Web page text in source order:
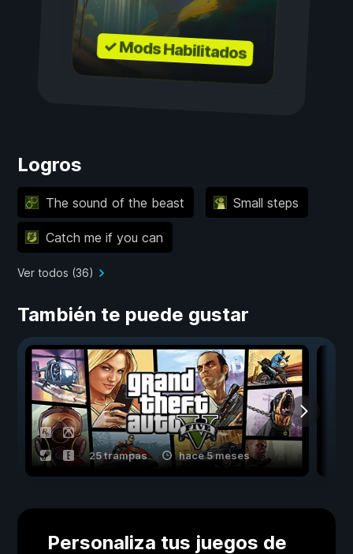
✓ Mods Habilitados
Logros
The sound of the beast Small steps
Catch me if you can
Ver todos (36)
También te puede gustar
25 trampas hace 5 meses
Personaliza tus juegos de